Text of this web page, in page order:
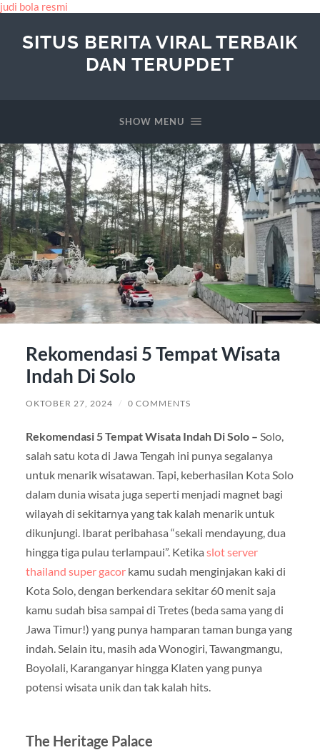
judi bola resmi
SITUS BERITA VIRAL TERBAIK
DAN TERUPDET
SHOW MENU
Rekomendasi 5 Tempat Wisata
Indah Di Solo
OKTOBER 27, 2024 / 0 COMMENTS
Rekomendasi 5 Tempat Wisata Indah Di Solo – Solo,
salah satu kota di Jawa Tengah ini punya segalanya
untuk menarik wisatawan. Tapi, keberhasilan Kota Solo
dalam dunia wisata juga seperti menjadi magnet bagi
wilayah di sekitarnya yang tak kalah menarik untuk
dikunjungi. Ibarat peribahasa “sekali mendayung, dua
hingga tiga pulau terlampaui”. Ketika slot server
thailand super gacorkamu sudah menginjakan kaki di
Kota Solo, dengan berkendara sekitar 60 menit saja
kamu sudah bisa sampai di Tretes (beda sama yang di
Jawa Timur!) yang punya hamparan taman bunga yang
indah. Selain itu, masih ada Wonogiri, Tawangmangu,
Boyolali, Karanganyar hingga Klaten yang punya
potensi wisata unik dan tak kalah hits.
The Heritage Palace